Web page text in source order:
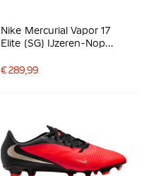
Nike Mercurial Vapor 17
Elite (SG) IJzeren-Nop
Wit Zwart
€ 289,99